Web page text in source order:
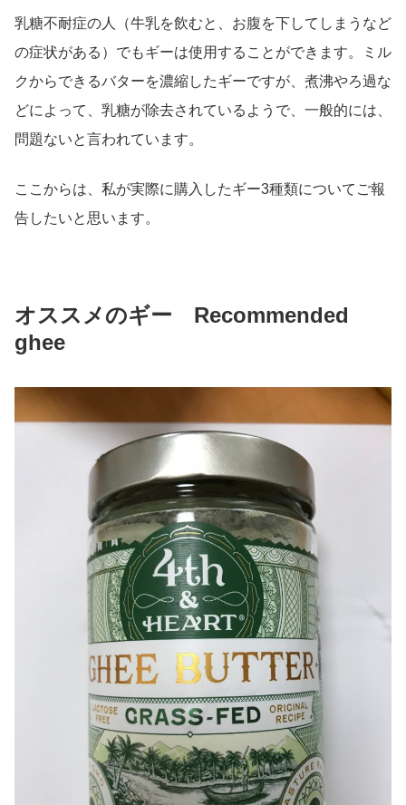
乳糖不耐症の人（牛乳を飲むと、お腹を下してしまうなど
の症状がある）でもギーは使用することができます。ミル
クからできるバターを濃縮したギーですが、煮沸やろ過な
どによって、乳糖が除去されているようで、一般的には、
問題ないと言われています。
ここからは、私が実際に購入したギー3種類についてご報
告したいと思います。
オススメのギー Recommended
ghee